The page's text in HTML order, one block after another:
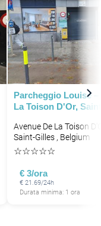
Parcheggio Louise –
La Toison D'Or,
Avenue De La Toison
Saint-Gilles , Belgium
☆☆☆☆☆
€ 3/ora
€ 21.69/24h
Durata minima: 1 ora